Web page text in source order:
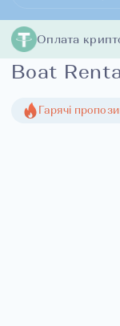
Boat
Оплата
Гарячі